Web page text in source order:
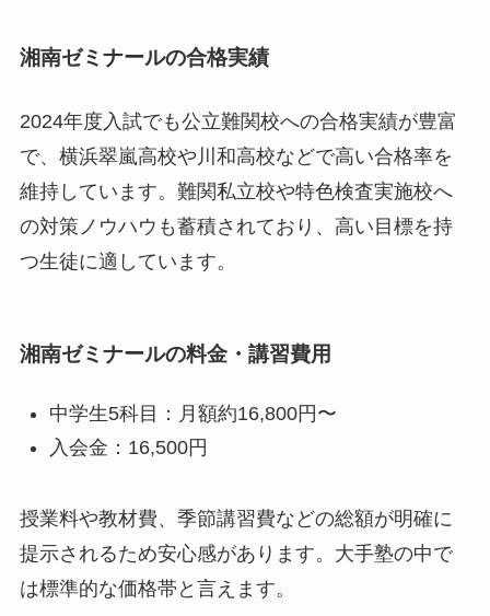
湘南ゼミナールの合格実績
2024年度入試でも公立難関校への合格実績が豊富
で、横浜翠嵐高校や川和高校などで高い合格率を
維持しています。難関私立校や特色検査実施校へ
の対策ノウハウも蓄積されており、高い目標を持
つ生徒に適しています。
湘南ゼミナールの料金・講習費用
中学生5科目：月額約16,800円〜
入会金：16,500円
授業料や教材費、季節講習費などの総額が明確に
提示されるため安心感があります。大手塾の中で
は標準的な価格帯と言えます。